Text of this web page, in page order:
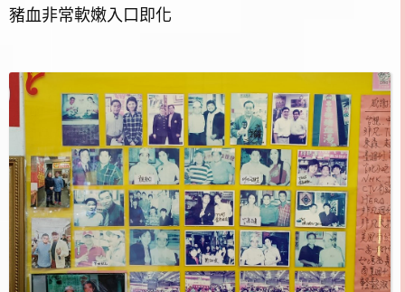
豬血非常軟嫩入口即化